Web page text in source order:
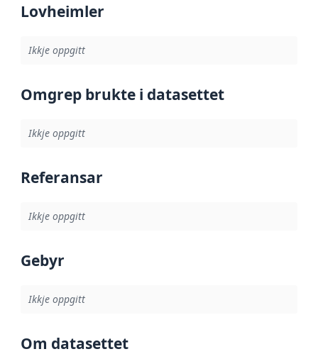
Lovheimler
Ikkje oppgitt
Omgrep brukte i datasettet
Ikkje oppgitt
Referansar
Ikkje oppgitt
Gebyr
Ikkje oppgitt
Om datasettet